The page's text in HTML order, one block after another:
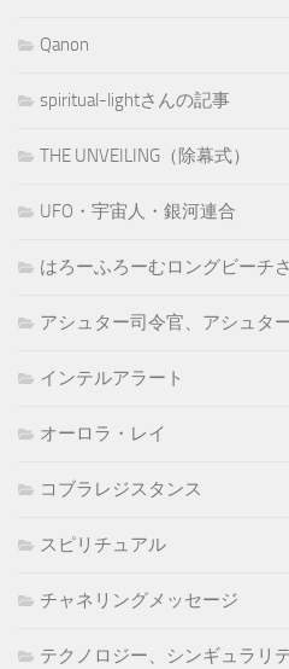
Qanon
spiritual-lightさんの記事
THE UNVEILING（除幕式）
UFO・宇宙人・銀河連合
はろーふろーむロングビーチ
アシュター司令官、アシュタ
インテルアラート
オーロラ・レイ
コブラレジスタンス
スピリチュアル
チャネリングメッセージ
テクノロジー、シンギュラリ